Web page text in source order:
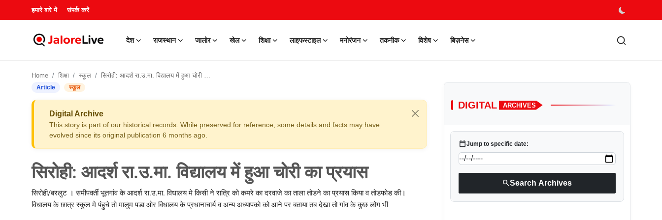
हमारे बारे में संपर्क करें
देश राजस्थान जालोर खेल शिक्षा लाइफस्टाइल मनोरंजन तकनीक विशेष बिज़नेस
Home शिक्षा स्कूल सिरोही: आदर्श रा.उ.मा. विद्यालय में हुआ चोरी का प्रयास
Article स्कूल
Digital Archive
This story is part of our historical records. While preserved for reference, some details and facts may have
evolved since its original publication 6 months ago.
सिरोही: आदर्श रा.उ.मा. विद्यालय में हुआ चोरी का प्रयास
सिरोही/बरलुट । समीपवर्ती भूतगांव के आदर्श रा.उ.मा. विधालय मे किसी ने रात्रि को कमरे का दरवाजे का ताला तोडने का प्रयास किया व तोडफोड की।
विधालय के छात्र स्कुल मे पंहुचे तो मालुम पडा ओर विधालय के प्रधानाचार्य व अन्य अध्यापको को आने पर बताया तब देखा तो गांव के कुछ लोग भी
DIGITAL ARCHIVES
calendar_todayJump to specific date:
searchSearch Archives